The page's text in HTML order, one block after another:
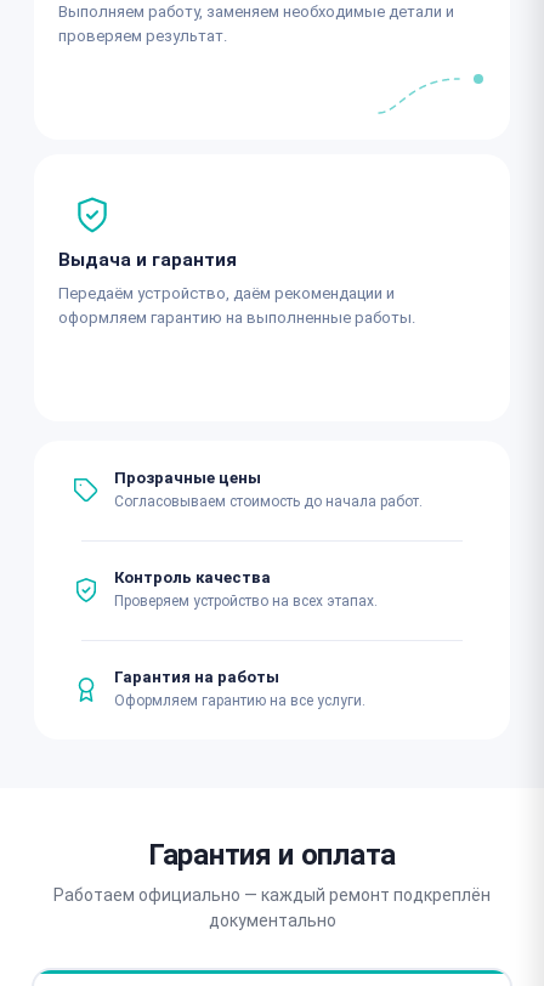
Выполняем работу, заменяем необходимые детали и
проверяем результат.
Выдача и гарантия
Передаём устройство, даём рекомендации и
оформляем гарантию на выполненные работы.
Прозрачные цены
Согласовываем стоимость до начала работ.
Контроль качества
Проверяем устройство на всех этапах.
Гарантия на работы
Оформляем гарантию на все услуги.
Гарантия и оплата
Работаем официально — каждый ремонт подкреплён
документально